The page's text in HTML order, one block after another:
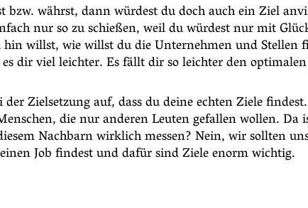
bzw. währst, dann würdest du doch auch ein Ziel
nur so zu schießen, weil du würdest nur mit
willst, wie willst du die Unternehmen und
dir viel leichter. Es fällt dir so leichter den
der Zielsetzung auf, dass du deine echten Ziele
die nur anderen Leuten gefallen wollen.
Nachbarn wirklich messen? Nein, wir sollten
Job findest und dafür sind Ziele enorm wichtig.